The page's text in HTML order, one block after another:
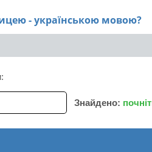
- українською мовою?
Знайдено: